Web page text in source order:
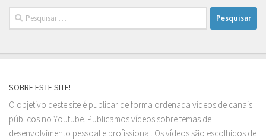
Pesquisar
por:
SOBRE ESTE SITE!
O objetivo deste site é publicar de forma ordenada vídeos de canais
públicos no Youtube. Publicamos vídeos sobre temas de
desenvolvimento pessoal e profissional. Os vídeos são escolhidos de